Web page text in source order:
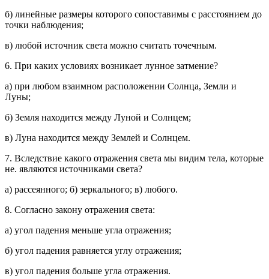
б) линейные размеры которого сопоставимы с расстоянием до
точки наблюдения;
в) любой источник света можно считать точечным.
6. При каких условиях возникает лунное затмение?
а) при любом взаимном расположении Солнца, Земли и
Луны;
б) Земля находится между Луной и Солнцем;
в) Луна находится между Землей и Солнцем.
7. Вследствие какого отражения света мы видим тела, которые
не. являются источниками света?
а) рассеянного; б) зеркального; в) любого.
8. Согласно закону отражения света:
а) угол падения меньше угла отражения;
б) угол падения равняется углу отражения;
в) угол падения больше угла отражения.